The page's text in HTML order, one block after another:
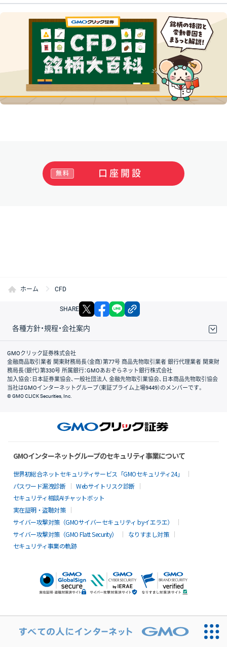
口座開設
無料
ホーム CFD
SHARE X facebook
各種方針・規程・会社案内
取引規程・約款
サイトマップ
その他のご案内
個人情報保護方針
最良執行方針
サイトのご利用について
ディスクレイマー
信託保全
リスク説明
会社案内
GMOクリック証券株式会社
金融商品取引業者 関東財務局長（金商）第77号 商品先物取引業者 銀行代理業者 関東財
務局長（銀代）第330号 所属銀行：GMOあおぞらネット銀行株式会社
加入協会：日本証券業協会、一般社団法人 金融先物取引業協会、日本商品先物取引協会
当社はGMOインターネットグループ（東証プライム上場9449）のメンバーです。
© GMO CLICK Securities, Inc.
GMOインターネットグループのセキュリティ事業について
世界初総合ネットセキュリティサービス「GMOセキュリティ24」
パスワード漏洩診断
Webサイトリスク診断
セキュリティ相談AIチャットボット
実在証明・盗聴対策
サイバー攻撃対策（GMOサイバーセキュリティ byイエラエ）
サイバー攻撃対策（GMO Flatt Security）
なりすまし対策
セキュリティ事業の軌跡